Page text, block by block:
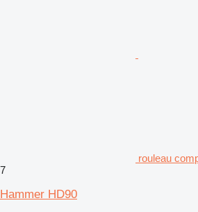
rouleau
7
Hammer HD90